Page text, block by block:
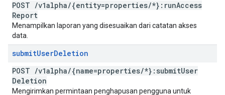
POST /v1alpha/{entity=properties/*}:runAccess
Report
Menampilkan laporan yang disesuaikan dari catatan akses
data.
submitUserDeletion
POST /v1alpha/{name=properties/*}:submitUser
Deletion
Mengirimkan permintaan penghapusan pengguna untuk